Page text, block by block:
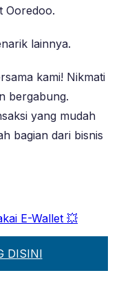
Ooredoo.
lainnya.
kami! Nikmati
bergabung.
yang mudah
bagian dari bisnis
E-Wallet 💥
DISINI